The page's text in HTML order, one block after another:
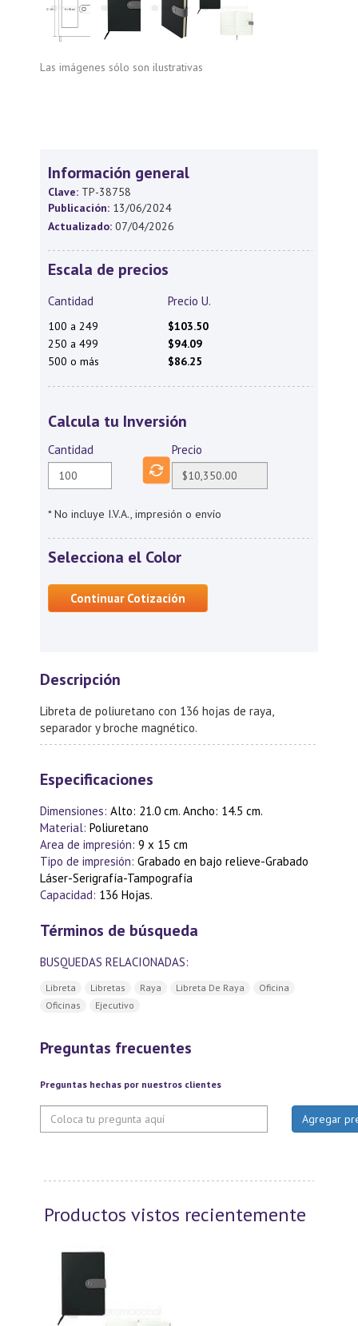
Las imágenes sólo son ilustrativas
Información general
Clave: TP-38758
Publicación: 13/06/2024
Actualizado: 07/04/2026
Escala de precios
Cantidad Precio U.
100 a 249
$103.50
250 a 499
$94.09
500 o más
$86.25
Calcula tu Inversión
Cantidad Precio
* No incluye I.V.A., impresión o envío
Selecciona el Color
Continuar Cotización
Descripción
Libreta de poliuretano con 136 hojas de raya,
separador y broche magnético.
Especificaciones
Dimensiones: Alto: 21.0 cm. Ancho: 14.5 cm.
Material: Poliuretano
Area de impresión: 9 x 15 cm
Tipo de impresión: Grabado en bajo relieve-Grabado
Láser-Serigrafía-Tampografía
Capacidad: 136 Hojas.
Términos de búsqueda
BUSQUEDAS RELACIONADAS:
Libreta Libretas Raya Libreta De Raya
Oficina
Oficinas
Ejecutivo
Preguntas frecuentes
Preguntas hechas por nuestros clientes
Productos vistos recientemente